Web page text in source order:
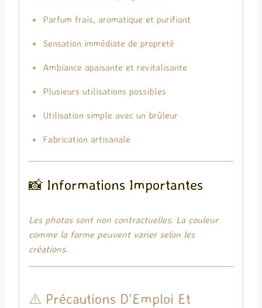
Parfum frais, aromatique et purifiant
Sensation immédiate de propreté
Ambiance apaisante et revitalisante
Plusieurs utilisations possibles
Utilisation simple avec un brûleur
Fabrication artisanale
📸 Informations Importantes
Les photos sont non contractuelles. La couleur
comme la forme peuvent varier selon les
créations.
⚠️ Précautions D’Emploi Et